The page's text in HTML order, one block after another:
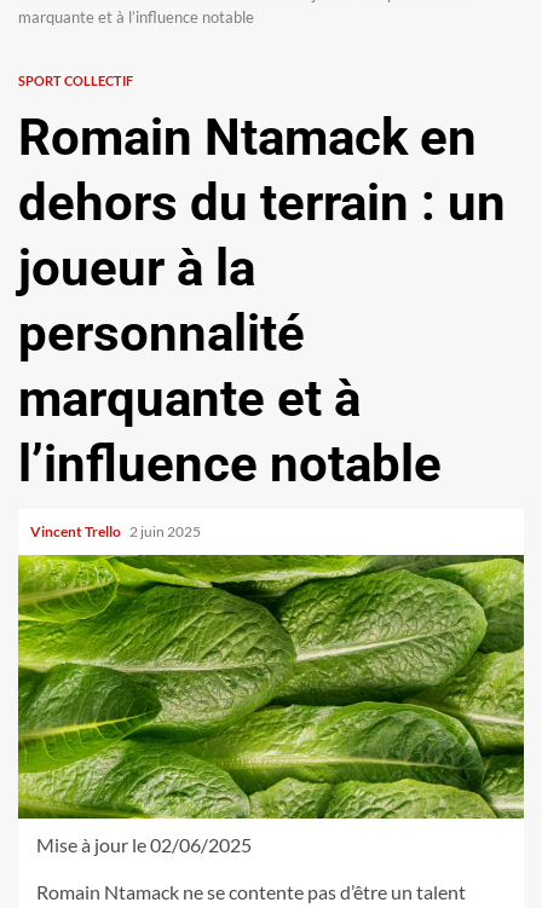
marquante et à l’influence notable
SPORT COLLECTIF
Romain Ntamack en
dehors du terrain : un
joueur à la
personnalité
marquante et à
l’influence notable
Vincent Trello 2 juin 2025
Mise à jour le 02/06/2025
Romain Ntamack ne se contente pas d’être un talent